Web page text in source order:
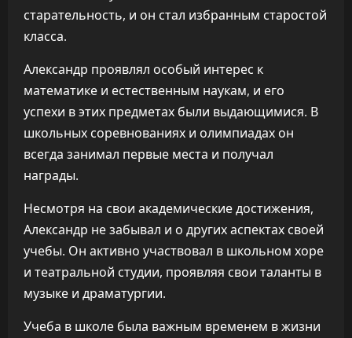
старательность, и он стал избранным старостой
класса.
Александр проявлял особый интерес к
математике и естественным наукам, и его
успехи в этих предметах были выдающимися. В
школьных соревнованиях и олимпиадах он
всегда занимал первые места и получал
награды.
Несмотря на свои академические достижения,
Александр не забывал и о других аспектах своей
учебы. Он активно участвовал в школьном хоре
и театральной студии, проявляя свои таланты в
музыке и драматургии.
Учеба в школе была важным временем в жизни